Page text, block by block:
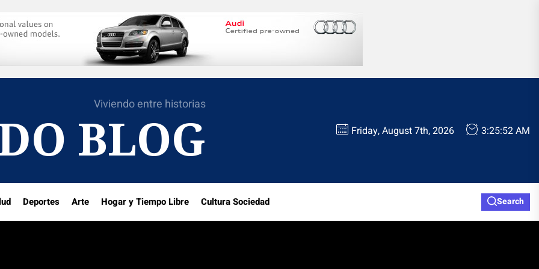
Viviendo entre historias
BLOG Friday, August 7th, 2026 3:25:53 AM
Deportes Arte Hogar y Tiempo Libre Cultura Sociedad Search